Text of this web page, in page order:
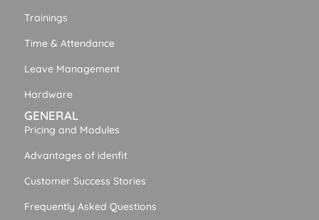
Trainings
Time & Attendance
Leave Management
Hardware
GENERAL
Pricing and Modules
Advantages of idenfit
Customer Success Stories
Frequently Asked Questions